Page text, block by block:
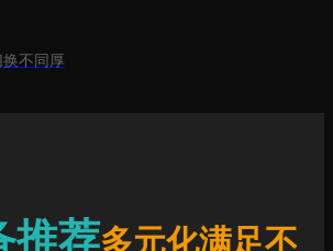
不同厚
推荐多元化满足不